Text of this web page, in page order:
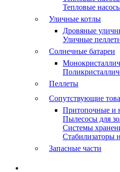
Тепловые
Уличные котлы
Дровяные
Уличные
Солнечные батареи
Пеллеты
Сопутствующие
Притопочные и
Пылесосы для
Системы
Стабилизаторы
Запасные части